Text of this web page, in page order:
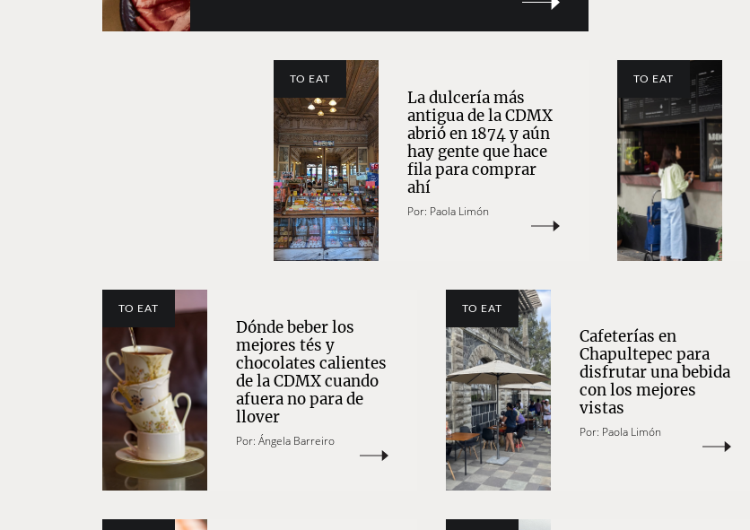
TO EAT
La dulcería más
antigua de la CDMX
abrió en 1874 y aún
hay gente que hace
fila para comprar
ahí
Por: Paola Limón
TO EAT
TO EAT
Dónde beber los
mejores tés y
chocolates calientes
de la CDMX cuando
afuera no para de
llover
Por: Ángela Barreiro
TO EAT
Cafeterías en
Chapultepec para
disfrutar una bebida
con los mejores
vistas
Por: Paola Limón